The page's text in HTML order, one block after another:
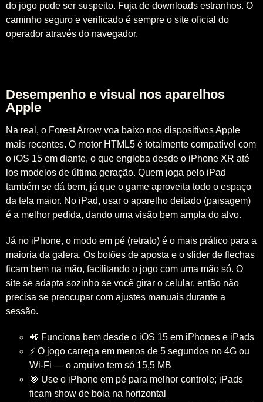
do jogo pode ser suspeito. Fuja de downloads estranhos. O
caminho seguro e verificado é sempre o site oficial do
operador através do navegador.
Desempenho e visual nos aparelhos
Apple
Na real, o Forest Arrow voa baixo nos dispositivos Apple
mais recentes. O motor HTML5 é totalmente compatível com
o iOS 15 em diante, o que engloba desde o iPhone XR até
los modelos de última geração. Quem joga pelo iPad
também se dá bem, já que o game aproveita todo o espaço
da tela maior. No iPad, usar o aparelho deitado (paisagem)
é a melhor pedida, dando uma visão bem ampla do alvo.
Já no iPhone, o modo em pé (retrato) é o mais prático para a
maioria da galera. Os botões de aposta e o slider de flechas
ficam bem na mão, facilitando o jogo com uma mão só. O
site se adapta sozinho se você girar o celular, então não
precisa se preocupar com ajustes manuais durante a
sessão.
📲 Funciona bem desde o iOS 15 em iPhones e iPads
⚡ O jogo carrega em menos de 5 segundos no 4G ou
Wi-Fi — o arquivo tem só 15,5 MB
🎯 Use o iPhone em pé para melhor controle; iPads
ficam show de bola na horizontal